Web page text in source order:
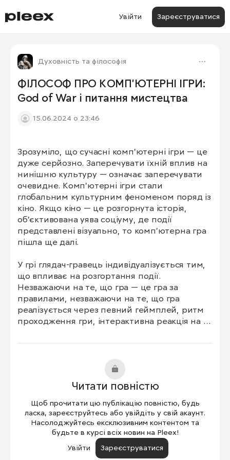
Увійти Зареєструватися
Духовність та філософія
ФІЛОСОФ ПРО КОМП’ЮТЕРНІ ІГРИ:
God of War і питання мистецтва
15.06.2024 о 23:46
Зрозуміло, що сучасні комп’ютерні ігри — це
дуже серйозно. Заперечувати їхній вплив на
нинішню культуру — означає заперечувати
очевидне. Комп’ютерні ігри стали
глобальним культурним феноменом поряд із
кіно. Якщо кіно — це розгорнута історія,
об’єктивована уява соціуму, де події
представлені візуально, то комп’ютерна гра
пішла ще далі.
У грі глядач-гравець індивідуалізується тим,
що впливає на розгортання події.
Незважаючи на те, що гра — це гра за
правилами, незважаючи на те, що гра
реалізується через певний геймплей, ритм
проходження гри, інтерактивна реакція на
що, граючи в ігри, проживають життя.
Відомо, яку роль гра як феномен відіграє у
становленні культури (див. Homo ludens
Гьойзінґі), але комп’ютерні ігри — це новий
виток розвитку гри, що має глобальне
значення, яке виходить за рамки розваги та
Читати повністю
Щоб прочитати цю публікацію повністю, будь
ласка, зареєструйтесь або увійдіть у свій акаунт.
Насолоджуйтесь ексклюзивним контентом та
будьте в курсі всіх новин на Pleex!
Увійти
Зареєструватися